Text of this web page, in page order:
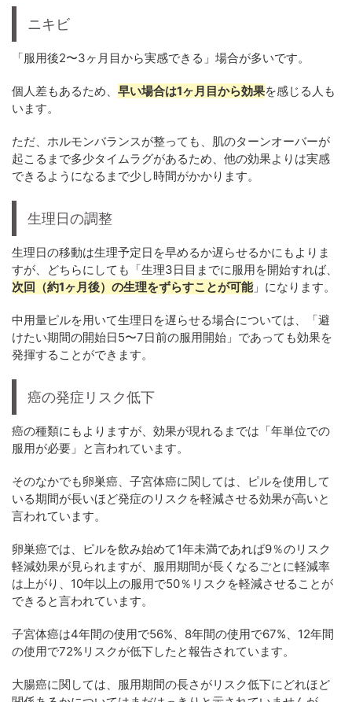
ニキビ
「服用後2〜3ヶ月目から実感できる」場合が多いです。
個人差もあるため、 早い場合は1ヶ月目から効果を感じる人も
います。
ただ、ホルモンバランスが整っても、肌のターンオーバーが
起こるまで多少タイムラグがあるため、他の効果よりは実感
できるようになるまで少し時間がかかります。
生理日の調整
生理日の移動は生理予定日を早めるか遅らせるかにもよりま
すが、どちらにしても「生理3日目までに服用を開始すれば、
次回（約1ヶ月後）の生理をずらすことが可能」になります。
中用量ピルを用いて生理日を遅らせる場合については、「避
けたい期間の開始日5〜7日前の服用開始」であっても効果を
発揮することができます。
癌の発症リスク低下
癌の種類にもよりますが、効果が現れるまでは「年単位での
服用が必要」と言われています。
そのなかでも卵巣癌、子宮体癌に関しては、ピルを使用して
いる期間が長いほど発症のリスクを軽減させる効果が高いと
言われています。
卵巣癌では、ピルを飲み始めて1年未満であれば9％のリスク
軽減効果が見られますが、服用期間が長くなるごとに軽減率
は上がり、10年以上の服用で50％リスクを軽減させることが
できると言われています。
子宮体癌は4年間の使用で56%、8年間の使用で67%、12年間
の使用で72%リスクが低下したと報告されています。
大腸癌に関しては、服用期間の長さがリスク低下にどれほど